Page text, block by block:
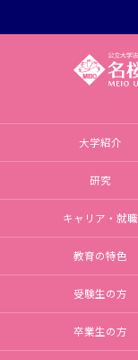
大学紹介
研究
キャリア・就職
教育の特色
受験生の方
卒業生の方